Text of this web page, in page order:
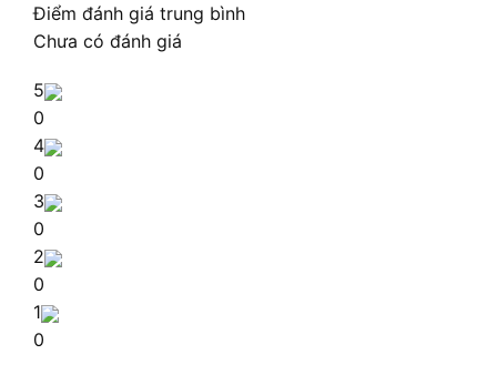
Điểm đánh giá trung bình
Chưa có đánh giá
5
0
4
0
3
0
2
0
1
0